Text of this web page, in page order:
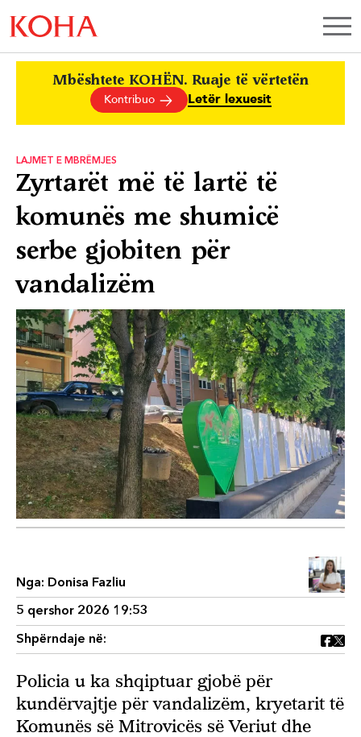
Mbështete KOHËN. Ruaje të vërtetën
Kontribuo Letër lexuesit
LAJMET E MBRËMJES
Zyrtarët më të lartë të
komunës me shumicë
serbe gjobiten për
vandalizëm
Nga: Donisa Fazliu
5 qershor 2026 19:53
Shpërndaje në:
Policia u ka shqiptuar gjobë për
kundërvajtje për vandalizëm, kryetarit të
Komunës së Mitrovicës së Veriut dhe